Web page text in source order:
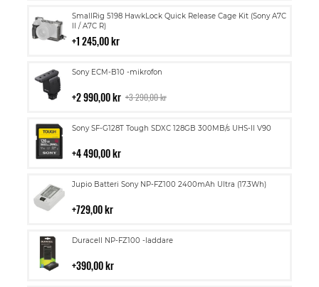
SmallRig 5198 HawkLock Quick Release Cage Kit (Sony A7C
II / A7C R)
1 245,00 kr
Lägg
till
i
Sony ECM-B10 -mikrofon
2 990,00 kr 3 290,00 kr
Lägg
i
Sony SF-G128T Tough SDXC 128GB 300MB/s UHS-II V90
4 490,00 kr
Lägg
i
Jupio Batteri Sony NP-FZ100 2400mAh Ultra (17.3Wh)
729,00 kr
Lägg
i
Duracell NP-FZ100 -laddare
390,00 kr
Lägg
i